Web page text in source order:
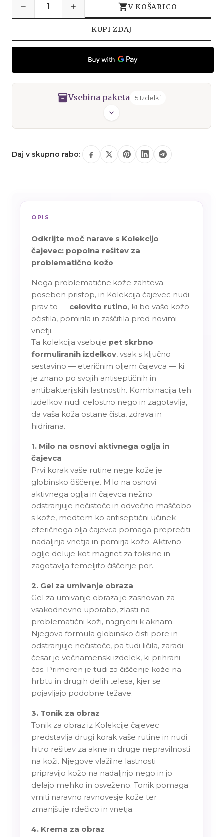
V KOŠARICO
KUPI ZDAJ
inventory_2Vsebina paketa 5 Izdelki
expand_more
Gel za umivanje čajevec
Rollon stick čajevec
Milo za čiščenje obraza čajevec
1 kos
1 kos
Daj v skupno rabo:
OPIS
Odkrijte moč narave s Kolekcijo
čajevec: popolna rešitev za
problematično kožo
Nega problematične kože zahteva
poseben pristop, in Kolekcija čajevec nudi
prav to — celovito rutino, ki bo vašo kožo
očistila, pomirila in zaščitila pred novimi
vnetji.
Ta kolekcija vsebuje pet skrbno
formuliranih izdelkov, vsak s ključno
sestavino — eteričnim oljem čajevca — ki
je znano po svojih antiseptičnih in
antibakterijskih lastnostih. Kombinacija teh
izdelkov nudi celostno nego in zagotavlja,
da vaša koža ostane čista, zdrava in
hidrirana.
1. Milo na osnovi aktivnega oglja in
čajevca
Prvi korak vaše rutine nege kože je
globinsko čiščenje. Milo na osnovi
aktivnega oglja in čajevca nežno
odstranjuje nečistoče in odvečno maščobo
s kože, medtem ko antiseptični učinek
eteričnega olja čajevca pomaga preprečiti
nadaljnja vnetja in pomirja kožo. Aktivno
oglje deluje kot magnet za toksine in
zagotavlja temeljito čiščenje por.
2. Gel za umivanje obraza
Gel za umivanje obraza je zasnovan za
vsakodnevno uporabo, zlasti na
problematični koži, nagnjeni k aknam.
Njegova formula globinsko čisti pore in
odstranjuje nečistoče, pa tudi ličila, zaradi
česar je večnamenski izdelek, ki prihrani
čas. Primeren je tudi za čiščenje kože na
hrbtu in drugih delih telesa, kjer se
pojavljajo podobne težave.
3. Tonik za obraz
Tonik za obraz iz Kolekcije čajevec
predstavlja drugi korak vaše rutine in nudi
hitro rešitev za akne in druge nepravilnosti
na koži. Njegove vlažilne lastnosti
pripravijo kožo na nadaljnjo nego in jo
delajo mehko in osveženo. Tonik pomaga
vrniti naravno ravnovesje kože ter
zmanjšuje rdečico in vnetja.
4. Krema za obraz